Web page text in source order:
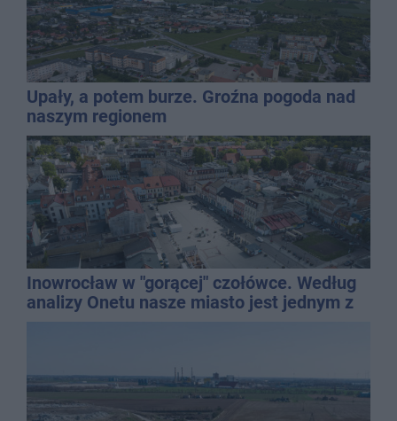
Upały, a potem burze. Groźna pogoda nad
naszym regionem
Inowrocław w "gorącej" czołówce. Według
analizy Onetu nasze miasto jest jednym z